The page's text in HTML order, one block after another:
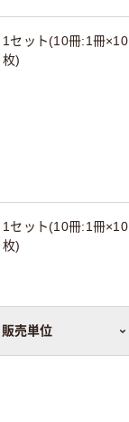
販売単位
1セット(10冊:1冊×10
枚)
1セット(10冊:1冊×10
枚)